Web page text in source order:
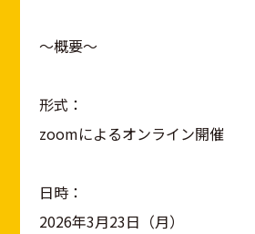
～概要～
形式：
zoomによるオンライン開催
日時：
2026年3月23日（月）